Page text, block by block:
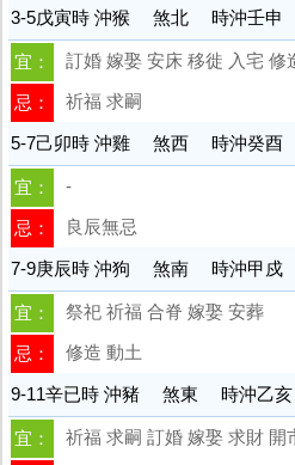
3-5戊寅時 沖猴 煞北 時沖壬
宜： 訂婚 嫁娶 安床 移徙 入宅
忌： 祈福 求嗣
5-7己卯時 沖雞 煞西 時沖癸
宜： -
忌： 良辰無忌
7-9庚辰時 沖狗 煞南 時沖甲
宜： 祭祀 祈福 合脊 嫁娶 安葬
忌： 修造 動土
9-11辛已時 沖豬 煞東 時沖乙
宜： 祈福 求嗣 訂婚 嫁娶 求財 開